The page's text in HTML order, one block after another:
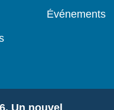
Événements
Un nouvel